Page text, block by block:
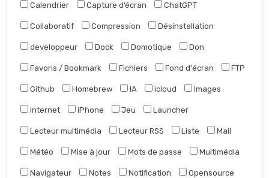
Calendrier Capture d’écran ChatGPT
Collaboratif Compression Désinstallation
developpeur Dock Domotique Don
Favoris / Bookmark Fichiers Fond d'écran FTP
Github Homebrew IA icloud Images
Internet iPhone Jeu Launcher
Lecteur multimédia Lecteur RSS Liste Mail
Météo Mise à jour Mots de passe Multimédia
Navigateur Notes Notification Opensource